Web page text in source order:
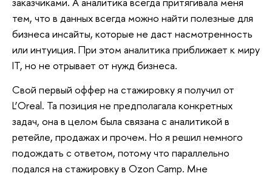
тем, что в данных всегда можно найти полезные для
бизнеса инсайты, которые не даст насмотренность
или интуиция. При этом аналитика приближает к миру
IT, но не отрывает от нужд бизнеса.
Свой первый оффер на стажировку я получил от
L’Oreal. Та позиция не предполагала конкретных
задач, она в целом была связана с аналитикой в
ретейле, продажах и прочем. Но я решил немного
подождать с ответом, потому что параллельно
подался на стажировку в Ozon Camp. Мне